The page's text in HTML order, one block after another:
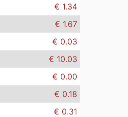
€ 1.34
€ 1.67
€ 0.03
€ 10.03
€ 0.00
€ 0.18
€ 0.31